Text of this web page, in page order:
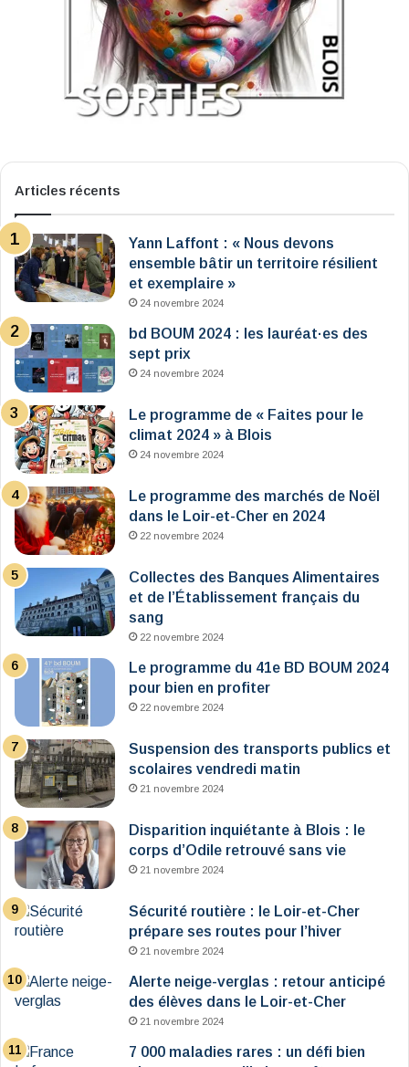
Articles récents
Yann Laffont : « Nous devons
ensemble bâtir un territoire résilient
et exemplaire »
24 novembre 2024
bd BOUM 2024 : les lauréat·es des
sept prix
24 novembre 2024
Le programme de « Faites pour le
climat 2024 » à Blois
24 novembre 2024
Le programme des marchés de Noël
dans le Loir-et-Cher en 2024
22 novembre 2024
Collectes des Banques Alimentaires
et de l’Établissement français du
sang
22 novembre 2024
Le programme du 41e BD BOUM 2024
pour bien en profiter
22 novembre 2024
Suspension des transports publics et
scolaires vendredi matin
21 novembre 2024
Disparition inquiétante à Blois : le
corps d’Odile retrouvé sans vie
21 novembre 2024
Sécurité routière : le Loir-et-Cher
prépare ses routes pour l’hiver
21 novembre 2024
Alerte neige-verglas : retour anticipé
des élèves dans le Loir-et-Cher
21 novembre 2024
7 000 maladies rares : un défi bien